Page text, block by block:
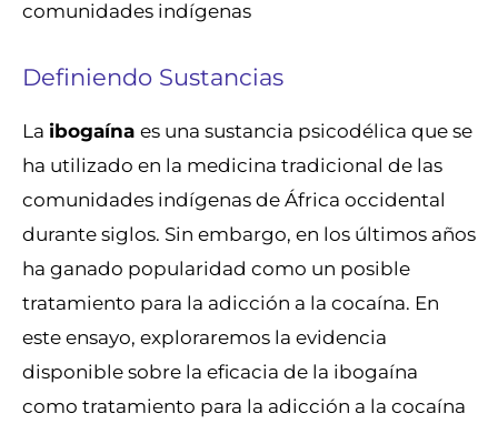
comunidades indígenas
Definiendo Sustancias
La ibogaína es una sustancia psicodélica que se
ha utilizado en la medicina tradicional de las
comunidades indígenas de África occidental
durante siglos. Sin embargo, en los últimos años
ha ganado popularidad como un posible
tratamiento para la adicción a la cocaína. En
este ensayo, exploraremos la evidencia
disponible sobre la eficacia de la ibogaína
como tratamiento para la adicción a la cocaína